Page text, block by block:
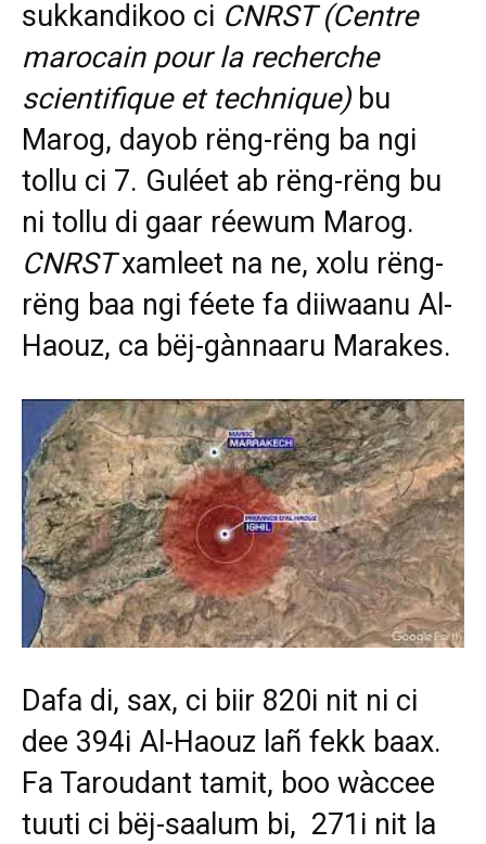
sukkandikoo ci CNRST (Centre
marocain pour la recherche
scientifique et technique)bu
Marog, dayob rëng-rëng ba ngi
tollu ci 7. Guléet ab rëng-rëng bu
ni tollu di gaar réewum Marog.
CNRSTxamleet na ne, xolu rëng-
rëng baa ngi féete fa diiwaanu Al-
Haouz, ca bëj-gànnaaru Marakes.
Dafa di, sax, ci biir 820i nit ni ci
dee 394i Al-Haouz lañ fekk baax.
Fa Taroudant tamit, boo wàccee
tuuti ci bëj-saalum bi, 271i nit la